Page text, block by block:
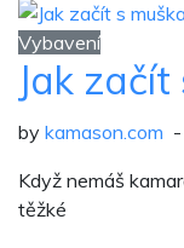
Vybavení
Jak
by kamason.com
Když nemáš
těžké